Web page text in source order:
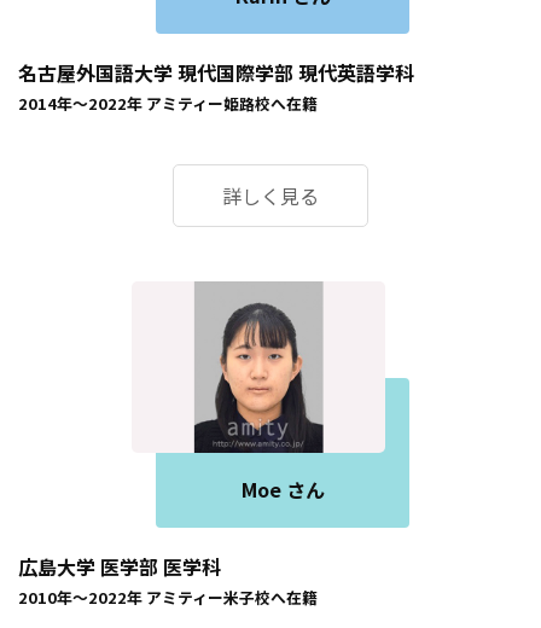
名古屋外国語大学 現代国際学部 現代英語学科
2014年～2022年 アミティー姫路校へ在籍
詳しく見る
Moe さん
広島大学 医学部 医学科
2010年～2022年 アミティー米子校へ在籍